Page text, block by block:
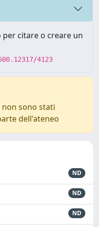
citare o creare un
4123
sono stati
dell'ateneo
ND
ND
ND